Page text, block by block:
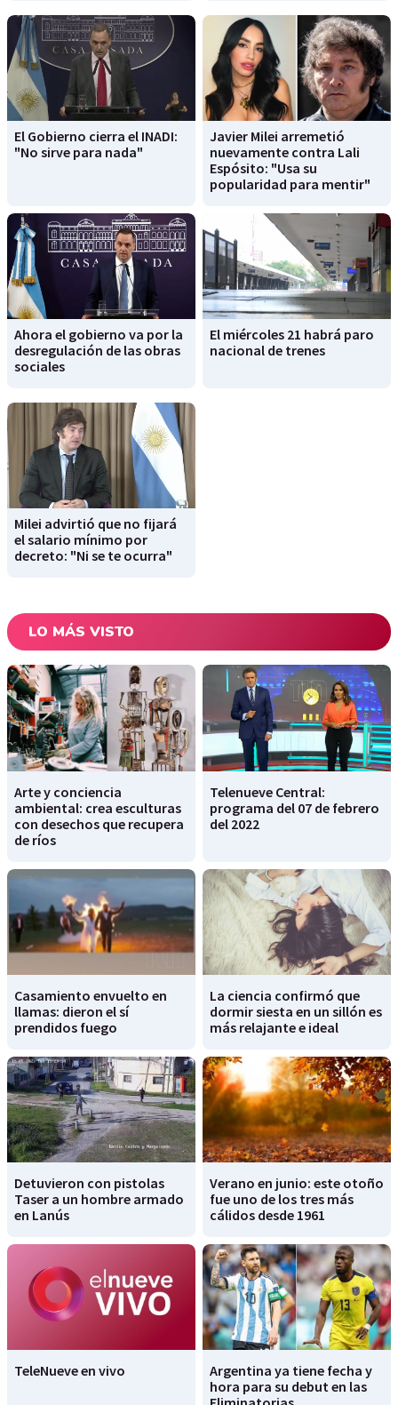
El Gobierno cierra el INADI:
"No sirve para nada"
Javier Milei arremetió
nuevamente contra Lali
Espósito: "Usa su
popularidad para mentir"
Ahora el gobierno va por la
desregulación de las obras
sociales
El miércoles 21 habrá paro
nacional de trenes
Milei advirtió que no fijará
el salario mínimo por
decreto: "Ni se te ocurra"
LO MÁS VISTO
Arte y conciencia
ambiental: crea esculturas
con desechos que recupera
de ríos
Telenueve Central:
programa del 07 de febrero
del 2022
Casamiento envuelto en
llamas: dieron el sí
prendidos fuego
La ciencia confirmó que
dormir siesta en un sillón es
más relajante e ideal
Detuvieron con pistolas
Taser a un hombre armado
en Lanús
Verano en junio: este otoño
fue uno de los tres más
cálidos desde 1961
TeleNueve en vivo
Argentina ya tiene fecha y
hora para su debut en las